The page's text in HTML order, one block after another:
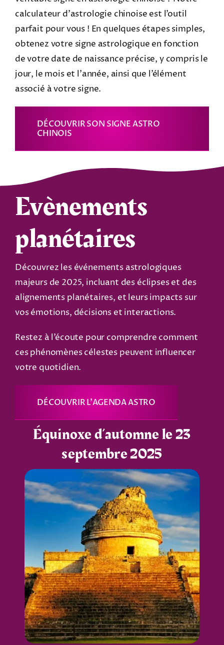
calculateur d’astrologie chinoise est l’outil
parfait pour vous ! En quelques étapes simples,
obtenez votre signe astrologique en fonction
de votre date de naissance précise, y compris le
jour, le mois et l’année, ainsi que l’élément
associé à votre signe.
DÉCOUVRIR SON SIGNE ASTRO
CHINOIS
Evènements
planétaires
Découvrez les événements astrologiques
majeurs de 2025, incluant des éclipses et des
alignements planétaires, et leurs impacts sur
vos émotions, décisions et interactions.
Restez à l’écoute pour comprendre comment
ces phénomènes célestes peuvent influencer
votre quotidien.
DÉCOUVRIR L’AGENDA ASTRO
Équinoxe d’automne le 23
septembre 2025